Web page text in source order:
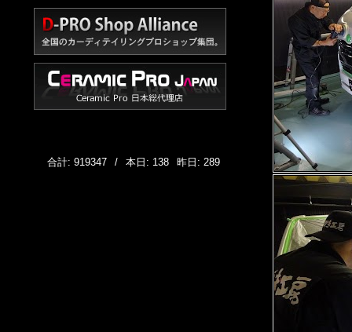
合計: 919347 / 本日: 138 昨日: 289